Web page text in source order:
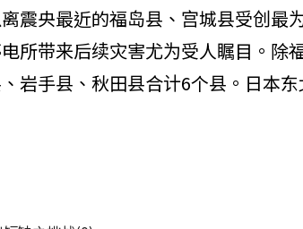
震央最近的福岛县、宫城县受创最
所带来后续灾害尤为受人瞩目。除
岩手县、秋田县合计6个县。日本